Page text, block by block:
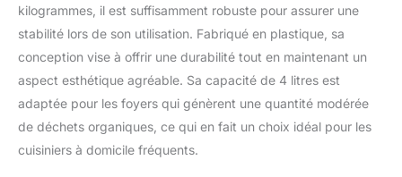
%. Avec ce composteur,
vous n'avez pas à payer
des frais élevés
d'élimination des
déchets, minimisant
votre empreinte carbone
et économisez sur les
en revitalisant votre
kilogrammes, il est suffisamment robuste pour assurer une
stabilité lors de son utilisation. Fabriqué en plastique, sa
conception vise à offrir une durabilité tout en maintenant un
aspect esthétique agréable. Sa capacité de 4 litres est
adaptée pour les foyers qui génèrent une quantité modérée
de déchets organiques, ce qui en fait un choix idéal pour les
cuisiniers à domicile fréquents.